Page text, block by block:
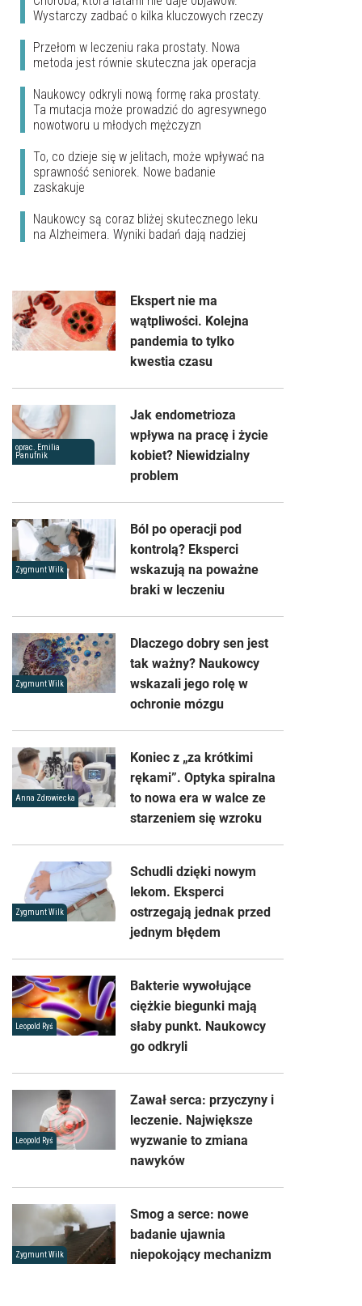
Wystarczy zadbać o kilka kluczowych rzeczy
Przełom w leczeniu raka prostaty. Nowa
metoda jest równie skuteczna jak operacja
Naukowcy odkryli nową formę raka prostaty.
Ta mutacja może prowadzić do agresywnego
nowotworu u młodych mężczyzn
To, co dzieje się w jelitach, może wpływać na
sprawność seniorek. Nowe badanie
zaskakuje
Naukowcy są coraz bliżej skutecznego leku
na Alzheimera. Wyniki badań dają nadziej
Ekspert nie ma
wątpliwości. Kolejna
pandemia to tylko
kwestia czasu
oprac. Emilia
Panufnik
Jak endometrioza
wpływa na pracę i życie
kobiet? Niewidzialny
problem
Zygmunt Wilk
Ból po operacji pod
kontrolą? Eksperci
wskazują na poważne
braki w leczeniu
Zygmunt Wilk
Dlaczego dobry sen jest
tak ważny? Naukowcy
wskazali jego rolę w
ochronie mózgu
Anna Zdrowiecka
Koniec z „za krótkimi
rękami”. Optyka spiralna
to nowa era w walce ze
starzeniem się wzroku
Zygmunt Wilk
Schudli dzięki nowym
lekom. Eksperci
ostrzegają jednak przed
jednym błędem
Leopold Ryś
Bakterie wywołujące
ciężkie biegunki mają
słaby punkt. Naukowcy
go odkryli
Leopold Ryś
Zawał serca: przyczyny i
leczenie. Największe
wyzwanie to zmiana
nawyków
Zygmunt Wilk
Smog a serce: nowe
badanie ujawnia
niepokojący mechanizm